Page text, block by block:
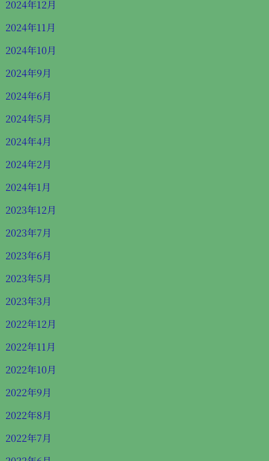
2024年12月
2024年11月
2024年10月
2024年9月
2024年6月
2024年5月
2024年4月
2024年2月
2024年1月
2023年12月
2023年7月
2023年6月
2023年5月
2023年3月
2022年12月
2022年11月
2022年10月
2022年9月
2022年8月
2022年7月